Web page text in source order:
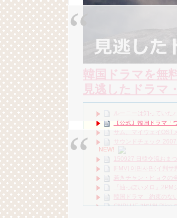
韓国ドラマを無
見逃したドラマ
ルーニーは知っていた
【公式】韓国ドラマ
サム、マイウェイ
サウンドチェック‬
NEW!
150927 日韓交流おま
[FMV] 이판사판(イ判
若きチャン・ヒョクの
『油っぽいメロ』
韓国ドラマ「約束のな
CNBLUE 강민혁 Bliss